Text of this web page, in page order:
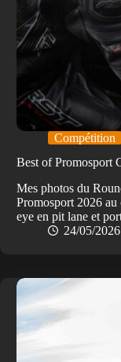
Compétition
Best of Promosport
Mes photos du
Promosport 2026
eye en pit lane et
24/05/2026